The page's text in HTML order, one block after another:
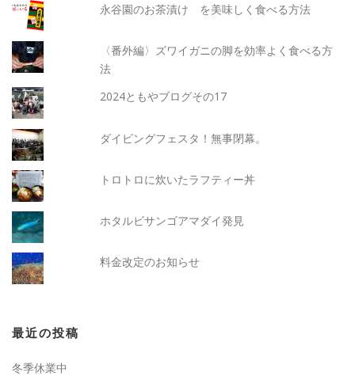
永谷園のお茶漬け を美味しく食べる方法
〈番外編〉ズワイガニの脚を効率よく食べる方
法
2024ともやブログその17
ダイビングフェスタ！無事閉幕。
トロトロに炊いたラフティー丼
ホタルビサンゴアマダイ発見
料金改定のお知らせ
最近の投稿
冬季休業中